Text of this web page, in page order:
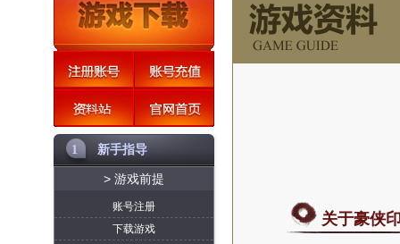
关于豪侠
1 新手指导
> 游戏前提
账号注册
下载游戏